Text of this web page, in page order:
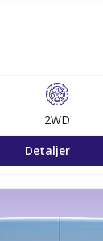
2WD
Detaljer